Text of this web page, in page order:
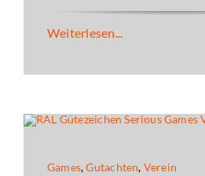
Weiterlesen...
Games,Gutachten, Verein